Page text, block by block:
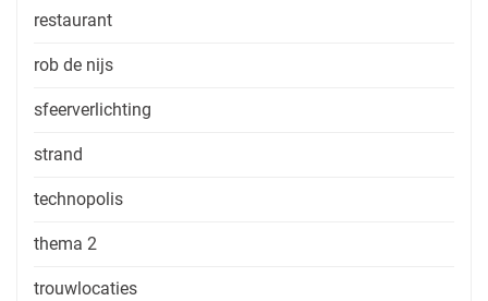
restaurant
rob de nijs
sfeerverlichting
strand
technopolis
thema 2
trouwlocaties